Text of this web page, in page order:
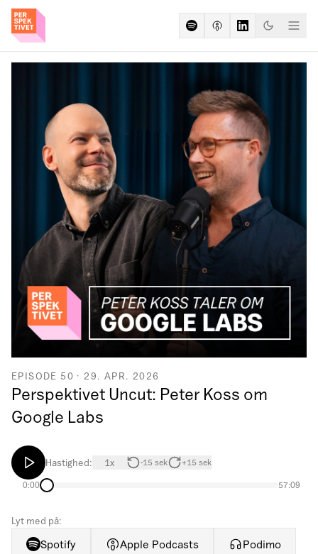
EPISODE 50 · 29. APR. 2026
Perspektivet Uncut: Peter Koss om
Google Labs
Hastighed: 1x -15 sek +15 sek
0:00 57:09
Lyt med på:
Spotify Apple Podcasts Podimo